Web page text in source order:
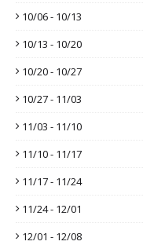
10/06 - 10/13
10/13 - 10/20
10/20 - 10/27
10/27 - 11/03
11/03 - 11/10
11/10 - 11/17
11/17 - 11/24
11/24 - 12/01
12/01 - 12/08